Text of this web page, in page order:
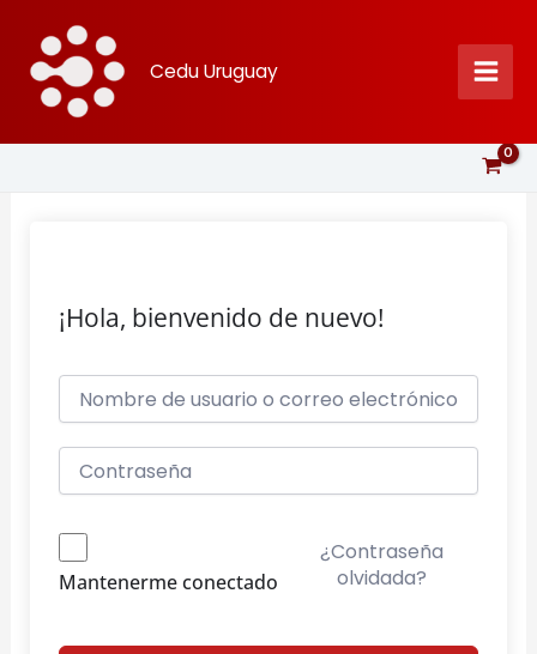
contenido
Cedu Uruguay
¡Hola, bienvenido de nuevo!
Mantenerme conectado
¿Contraseña
olvidada?